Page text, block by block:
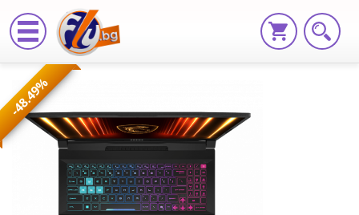
Лаптоп
MSI
KATANA
15
HX
-48.49%